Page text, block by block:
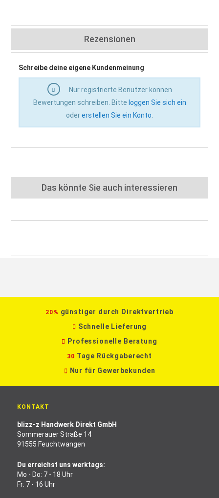
Rezensionen
Schreibe deine eigene Kundenmeinung
Nur registrierte Benutzer können
Bewertungen schreiben. Bitte loggen Sie sich ein
odererstellen Sie ein Konto
Das könnte Sie auch interessieren
20% günstiger durch Direktvertrieb
Schnelle Lieferung
Professionelle Beratung
30 Tage Rückgaberecht
Nur für Gewerbekunden
KONTAKT
blizz-z Handwerk Direkt GmbH
Sommerauer Straße 14
91555 Feuchtwangen
Du erreichst uns werktags:
Mo - Do: 7 - 18 Uhr
Fr: 7 - 16 Uhr